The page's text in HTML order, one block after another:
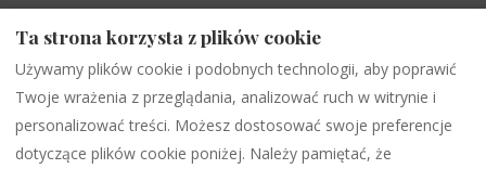
Protaras - Vacation Home in Protaras
Gallery Protaras View #9 - Fig tree bay- Central
Protaras - Vacation Home in Protaras
Gallery Protaras View 2 - Fig tree Bay Central
Protaras - Villa in Paralimni
Ta strona korzysta z plików cookie
Używamy plików cookie i podobnych technologii, aby poprawić
Twoje wrażenia z przeglądania, analizować ruch w witrynie i
personalizować treści. Możesz dostosować swoje preferencje
dotyczące plików cookie poniżej. Należy pamiętać, że